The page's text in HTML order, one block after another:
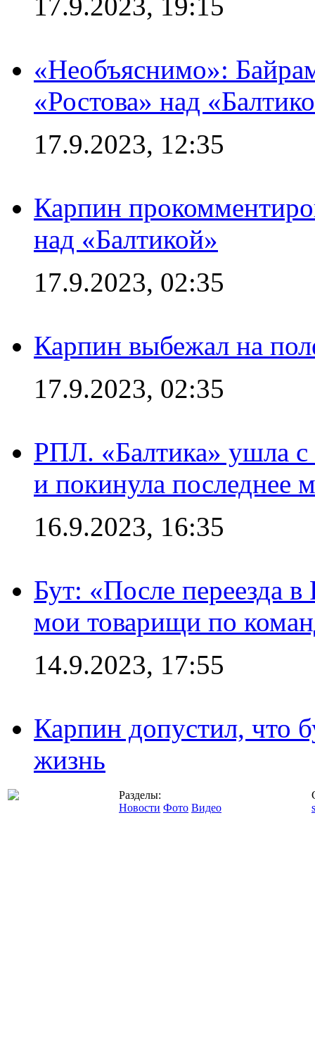
«Необъяснимо»:
«Ростова» над
17.9.2023, 12:35
Карпин
над «Балтикой»
17.9.2023, 02:35
Карпин выбежал на
17.9.2023, 02:35
РПЛ. «Балтика» ушла с
и покинула последнее
16.9.2023, 16:35
Бут: «После переезда
мои товарищи по
14.9.2023, 17:55
Карпин допустил, что
жизнь
Разделы:
Новости Фото Видео